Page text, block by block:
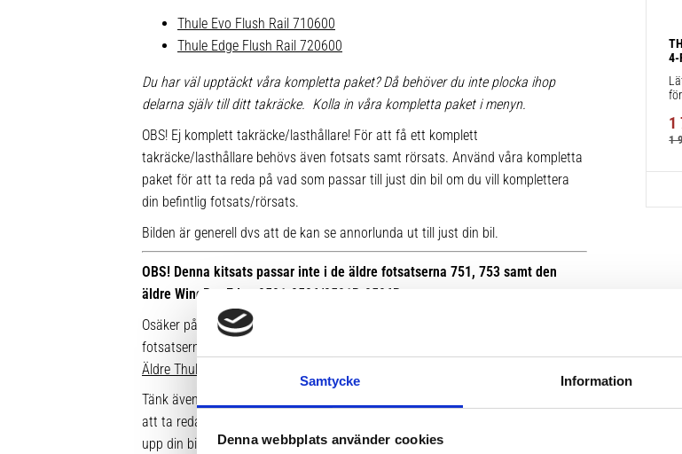
Samtycke Information
Denna webbplats använder cookies
Thule Evo Flush Rail 710600
Thule Edge Flush Rail 720600
Du har väl upptäckt våra kompletta paket? Då behöver du inte plocka ihop
delarna själv till ditt takräcke. Kolla in våra kompletta paket i menyn.
OBS! Ej komplett takräcke/lasthållare! För att få ett komplett
takräcke/lasthållare behövs även fotsats samt rörsats. Använd våra kompletta
paket för att ta reda på vad som passar till just din bil om du vill komplettera
din befintlig fotsats/rörsats.
Bilden är generell dvs att de kan se annorlunda ut till just din bil.
OBS! Denna kitsats passar inte i de äldre fotsatserna 751, 753 samt den
äldre WingBar Edge 9591-9596/9591B-9596B.
Osäker på vilken fot du har sedan tidigare? Här kan du se bilder på de äldre
fotsatserna:
Äldre Thule fotsatser som inte går att komplettera med nya kitsatser >>
Tänk även på att dina rör över taket behöver vara i rätt längd. Enklaste sättet
att ta reda på vilken längd du ska ha är att gå till våra kompletta paket, leta
upp din bil. Där ser du enkelt vilken längd som passar.
4-
1
1